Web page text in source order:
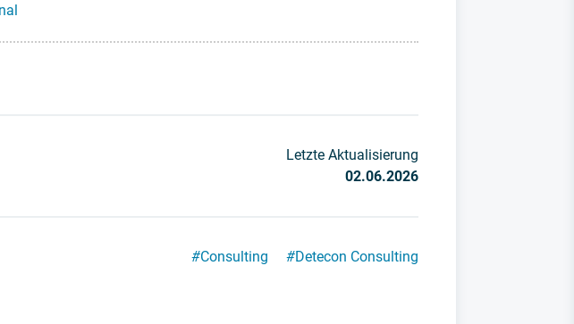
Letzte Aktualisierung
02.06.2026
#Consulting #Detecon Consulting